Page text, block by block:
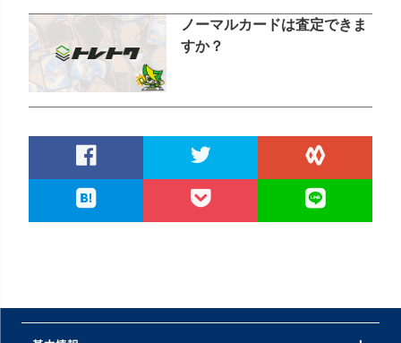
ノーマルカードは査定できま
すか？